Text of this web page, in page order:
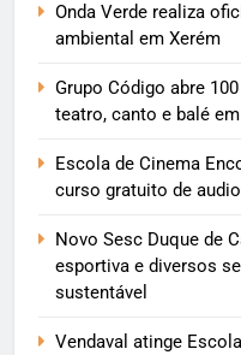
Onda Verde realiza
ambiental em Xerém
Grupo Código abre
teatro, canto e balé
Escola de Cinema
curso gratuito de
Novo Sesc Duque de
esportiva e diversos
sustentável
Vendaval atinge